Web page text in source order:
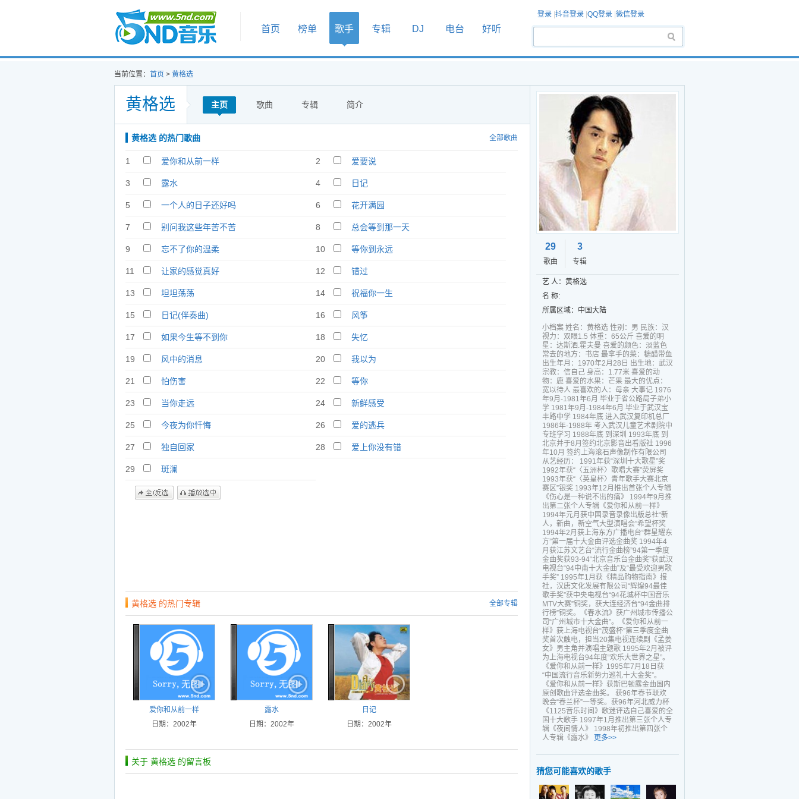
首页
首页 榜单 歌手 专辑 DJ 电台 好听
登录 抖音登录 QQ登录 微信登录
当前位置： 首页 > 黄格选
黄格选 主页 歌曲 专辑 简介
黄格选 的热门歌曲 全部歌曲
1 爱你和从前一样 2 爱要说
3 露水 4 日记
5 一个人的日子还好吗 6 花开满园
7 别问我这些年苦不苦 8 总会等到那一天
9 忘不了你的温柔 10 等你到永远
11 让家的感觉真好 12 错过
13 坦坦荡荡 14 祝福你一生
15 日记(伴奏曲) 16 风筝
17 如果今生等不到你 18 失忆
19 风中的消息 20 我以为
21 怕伤害 22 等你
23 当你走远 24 新鲜感受
25 今夜为你忏悔 26 爱的逃兵
27 独自回家 28 爱上你没有错
29 斑澜
黄格选 的热门专辑 全部专辑
爱你和从前一样
日期：2002年
露水
日期：2002年
日记
日期：2002年
关于 黄格选 的留言板
29
歌曲
3
专辑
艺 人：黄格选
名 称:
所属区域：中国大陆
小档案 姓名：黄格选 性别：男 民族：汉
视力：双眼1.5 体重：65公斤 喜爱的明
星：达斯洒.霍夫曼 喜爱的颜色：淡蓝色
常去的地方：书店 最拿手的菜：糖醋带鱼
出生年月：1970年2月28日 出生地：武汉
宗教：信自己 身高：1.77米 喜爱的动
物：鹿 喜爱的水果：芒果 最大的优点：
宽以待人 最喜欢的人：母亲 大事记 1976
年9月-1981年6月 毕业于省公路局子弟小
学 1981年9月-1984年6月 毕业于武汉宝
丰路中学 1984年底 进入武汉复印机总厂
1986年-1988年 考入武汉儿童艺术剧院中
专班学习 1988年底 到深圳 1993年底 到
北京并于8月签约北京影音出看版社 1996
年10月 签约上海滚石声像制作有限公司
从艺经历： 1991年获“深圳十大歌星”奖
1992年获“〈五洲杯〉歌唱大赛”荧屏奖
1993年获“〈英皇杯〉青年歌手大赛北京
赛区”银奖 1993年12月推出首张个人专辑
《伤心是一种说不出的痛》 1994年9月推
出第二张个人专辑《爱你和从前一样》
1994年元月获中国录音录像出版总社“新
人，新曲，新空气大型演唱会”希望杯奖
1994年2月获上海东方广播电台“群星耀东
方”第一届十大金曲评选金曲奖 1994年4
月获江苏文艺台“流行金曲榜”94第一季度
金曲奖获93-94“北京音乐台金曲奖”获武汉
电视台“94中南十大金曲”及“最受欢迎男歌
手奖” 1995年1月获《精品购物指南》报
社，汉唐文化发展有限公司“辉煌94最佳
歌手奖”获中央电视台“94花城杯中国音乐
MTV大赛”铜奖，获大连经济台“94金曲排
行榜”铜奖。《春水流》获广州城市传播公
司“广州城市十大金曲”。《爱你和从前一
样》获上海电视台“茂盛杯”第三季度金曲
奖首次触电，担当20集电视连续剧《孟姜
女》男主角并演唱主题歌 1995年2月被评
为上海电视台94年度“欢乐大世界之星”。
《爱你和从前一样》1995年7月18日获
“中国流行音乐新势力巡礼十大金奖”。
《爱你和从前一样》获斯巴顿露金曲国内
原创歌曲评选金曲奖。 获96年春节联欢
晚会“春兰杯”一等奖。获96年河北威力杯
《1125音乐时间》歌迷评选自己喜爱的全
国十大歌手 1997年1月推出第三张个人专
辑《夜间情人》 1998年初推出第四张个
人专辑《露水》 更多>>
猜您可能喜欢的歌手